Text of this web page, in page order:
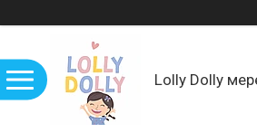
Lolly Dolly